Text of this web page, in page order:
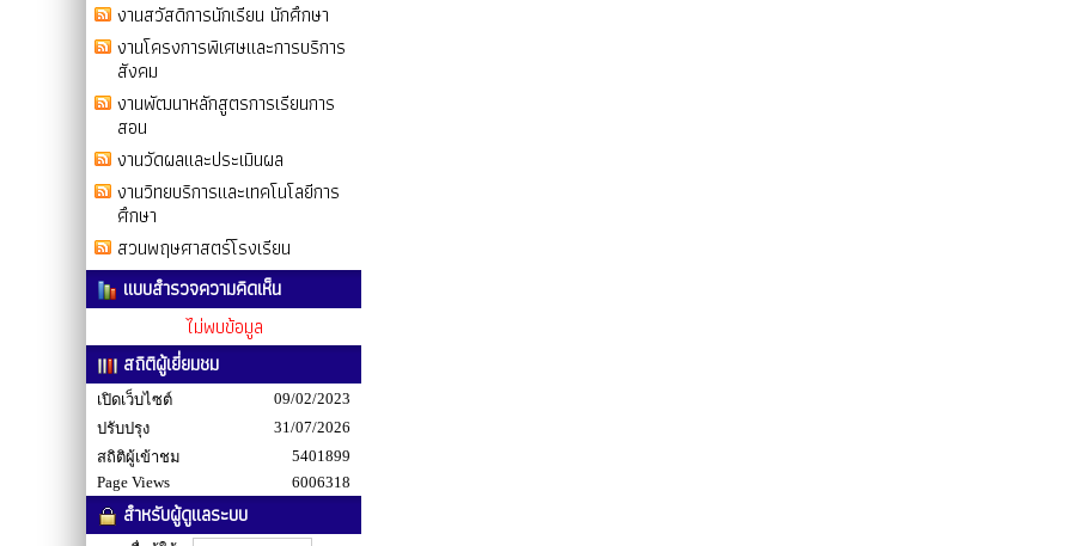
งานสวัสดิการนักเรียน นักศึกษา
งานโครงการพิเศษและการบริการ
สังคม
งานพัฒนาหลักสูตรการเรียนการ
สอน
งานวัดผลและประเมินผล
งานวิทยบริการและเทคโนโลยีการ
ศึกษา
สวนพฤษศาสตร์โรงเรียน
แบบสำรวจความคิดเห็น
ไม่พบข้อมูล
สถิติผู้เยี่ยมชม
เปิดเว็บไซต์
09/02/2023
ปรับปรุง
31/07/2026
สถิติผู้เข้าชม
5401899
Page Views
6006318
สำหรับผู้ดูแลระบบ